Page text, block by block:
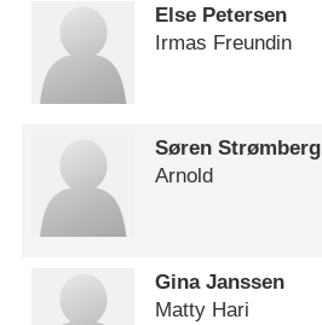
Else Petersen
Irmas Freundin
Søren Strømberg
Arnold
Gina Janssen
Matty Hari